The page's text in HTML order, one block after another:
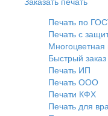
Печать по
Печать с
Многоцветная
Быстрый
Печать ИП
Печать ООО
Печати КФХ
Печать для